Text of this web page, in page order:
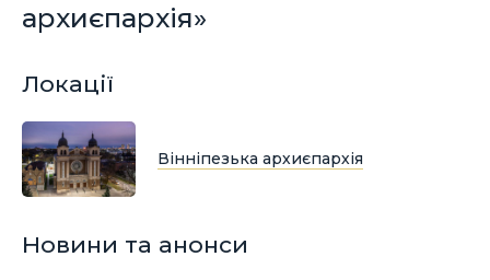
архиєпархія»
Локації
Вінніпезька архиєпархія
Новини та анонси